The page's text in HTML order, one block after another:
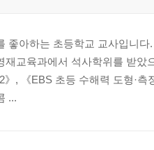
좋아하는 초등학교 교사입니
재교육과에서 석사학위를 받았
》, 《EBS 초등 수해력 도형·
...